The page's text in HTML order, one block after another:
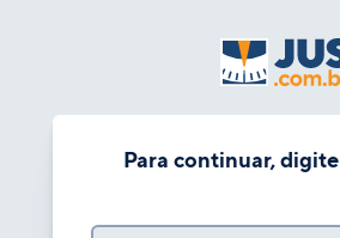
Para continuar,